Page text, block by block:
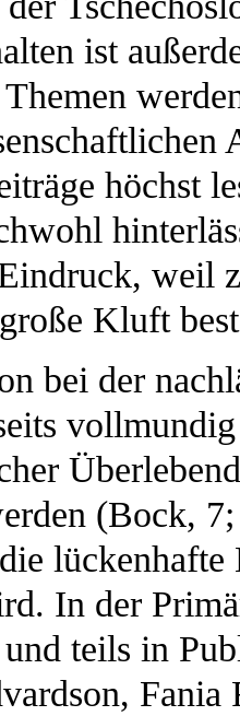
ist
höchst
weil
Kluft
bei der
(Bock,
lückenhafte
In der
teils in